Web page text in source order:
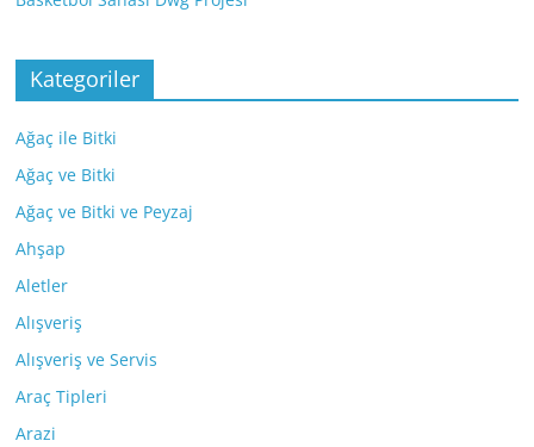
Kategoriler
Ağaç ile Bitki
Ağaç ve Bitki
Ağaç ve Bitki ve Peyzaj
Ahşap
Aletler
Alışveriş
Alışveriş ve Servis
Araç Tipleri
Arazi